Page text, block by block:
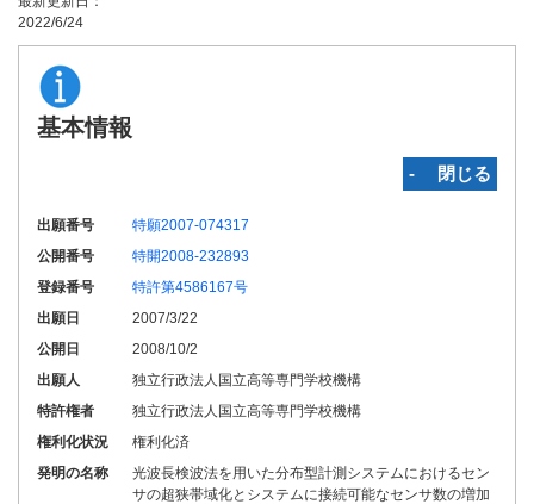
2022/6/24
基本情報
‐ 閉じる
出願番号
特願2007-074317
公開番号
特開2008-232893
登録番号
特許第4586167号
出願日
2007/3/22
公開日
2008/10/2
出願人
独立行政法人国立高等専門学校機構
特許権者
独立行政法人国立高等専門学校機構
権利化状況
権利化済
発明の名称
光波長検波法を用いた分布型計測システムにおけるセン
サの超狭帯域化とシステムに接続可能なセンサ数の増加